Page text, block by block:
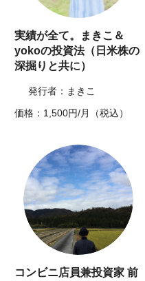
実績が全て。まきこ＆
yokoの投資法（日米株の
深掘りと共に）
発行者：まきこ
価格：1,500円/月（税込）
コンビニ店員兼投資家 前